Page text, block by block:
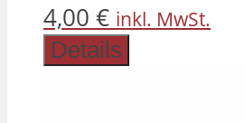
4,00 € inkl. MwSt.
Details